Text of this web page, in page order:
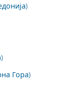
Гора)